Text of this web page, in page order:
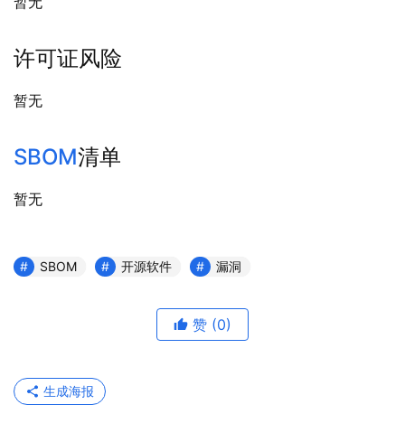
许可证风险
暂无
SBOM清单
暂无
SBOM 开源软件 漏洞
赞 (0)
生成海报